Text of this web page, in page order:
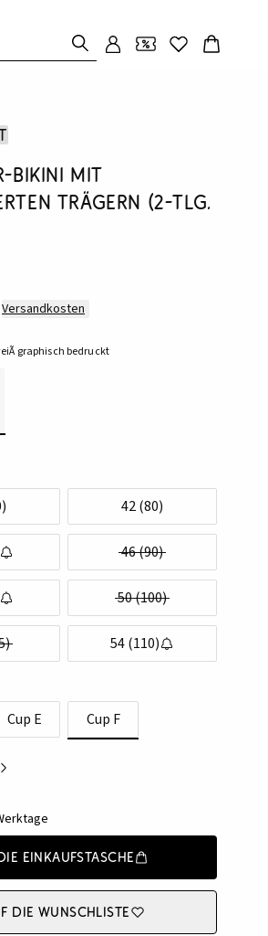
Bikini mit
Trägern (2-tlg.
Versandkosten
graphisch bedruckt
42 (80)
46 (90)
50 (100)
54 (110)
Cup E Cup F
Einkaufstasche
die Wunschliste